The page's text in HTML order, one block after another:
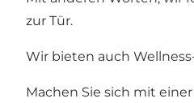
zur Tür.
Wir bieten auch
Machen Sie sich mit